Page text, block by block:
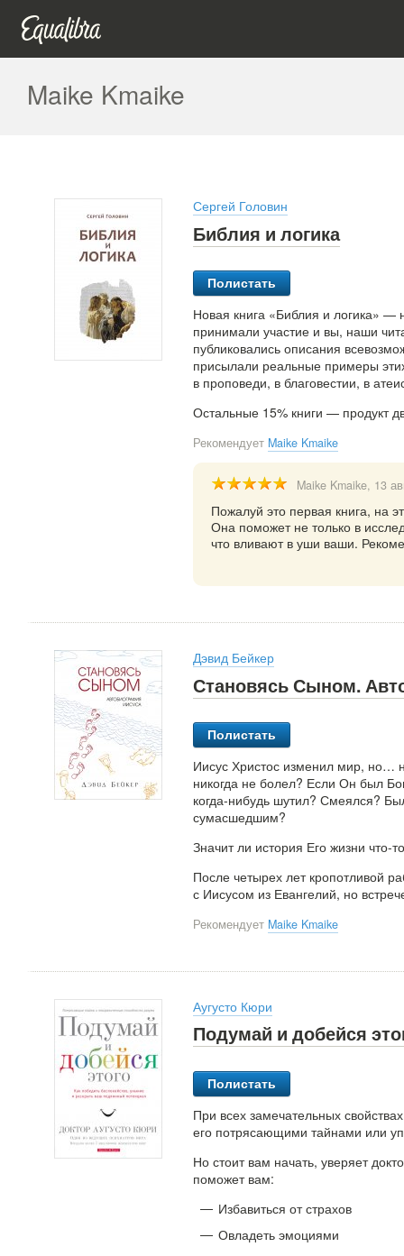
Maike Kmaike
Сергей Головин
Библия и логика
Полистать
Новая книга «Библия и логика» —
принимали участие и вы, наши
публиковались описания
присылали реальные примеры
в проповеди, в благовестии, в
Остальные 15% книги — продукт
Рекомендует Maike Kmaike
Maike Kmaike, 13
Пожалуй это первая книга, на
Она поможет не только в
что вливают в уши ваши.
Дэвид Бейкер
Становясь Сыном.
Полистать
Иисус Христос изменил мир, но…
никогда не болел? Если Он был
когда-нибудь шутил? Смеялся?
сумасшедшим?
Значит ли история Его жизни что-
После четырех лет кропотливой
с Иисусом из Евангелий, но
Рекомендует Maike Kmaike
Аугусто Кюри
Подумай и добейся
Полистать
При всех замечательных
его потрясающими тайнами или
Но стоит вам начать, уверяет
поможет вам:
Избавиться от страхов
Овладеть эмоциями